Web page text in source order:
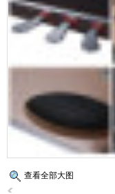
查看全部大图